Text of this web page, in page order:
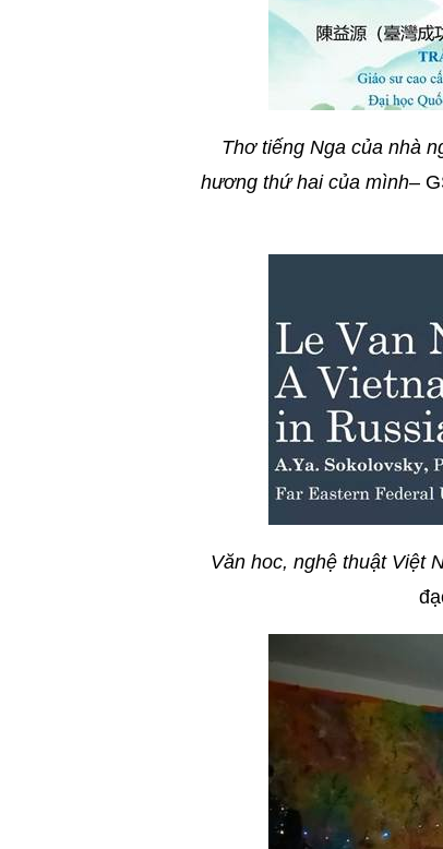
Thơ tiếng Nga của nhà
hương thứ hai của mình–
Văn hoc, nghệ thuật Việt